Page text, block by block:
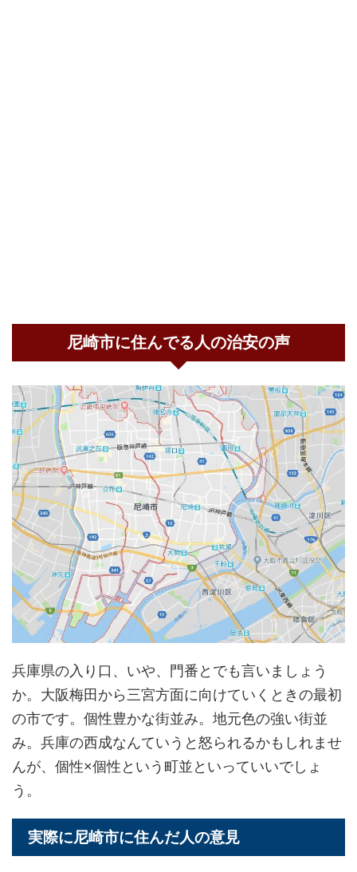
尼崎市に住んでる人の治安の声
兵庫県の入り口、いや、門番とでも言いましょう
か。大阪梅田から三宮方面に向けていくときの最初
の市です。個性豊かな街並み。地元色の強い街並
み。兵庫の西成なんていうと怒られるかもしれませ
んが、個性×個性という町並といっていいでしょ
う。
実際に尼崎市に住んだ人の意見